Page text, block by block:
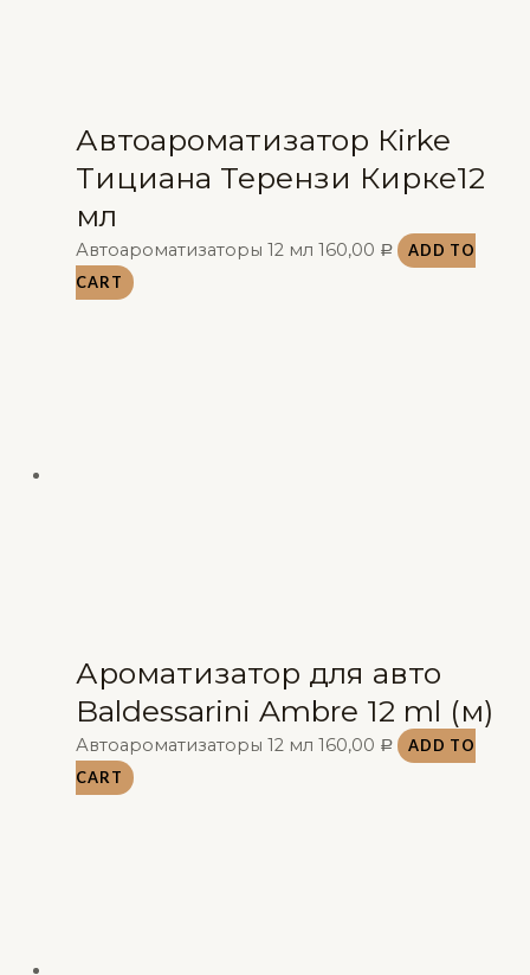
Автоароматизатор Кirke
Тициана Терензи Кирке12
мл
Автоароматизаторы 12 мл 160,00 Р
ADD TO
CART
Ароматизатор для авто
Baldessarini Ambre 12 ml (м)
Автоароматизаторы 12 мл 160,00 Р
ADD TO
CART